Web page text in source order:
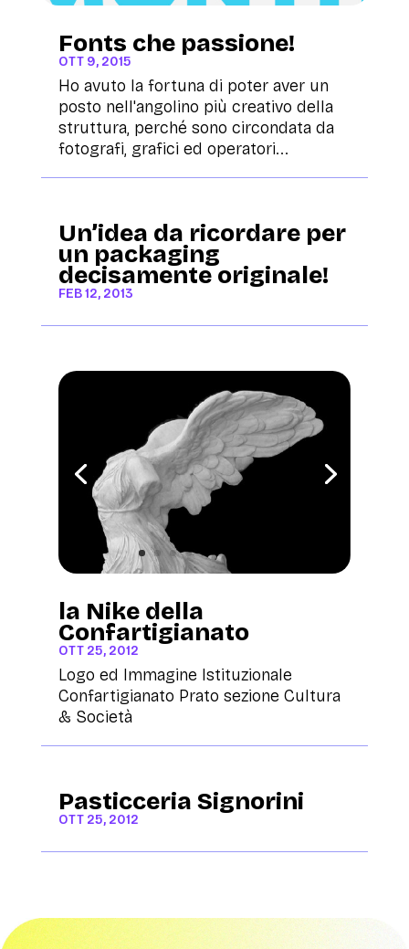
Fonts che passione!
OTT 9, 2015
Ho avuto la fortuna di poter aver un
posto nell'angolino più creativo della
struttura, perché sono circondata da
fotografi, grafici ed operatori...
Un’idea da ricordare per
un packaging
decisamente originale!
FEB 12, 2013
la Nike della
Confartigianato
OTT 25, 2012
Logo ed Immagine Istituzionale
Confartigianato Prato sezione Cultura
& Società
Pasticceria Signorini
OTT 25, 2012